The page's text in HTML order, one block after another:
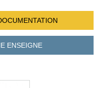
ENSEIGNE